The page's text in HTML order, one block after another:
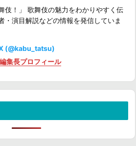
伎！」 歌舞伎の魅力をわかりやすく伝
・演目解説などの情報を発信していま
(@kabu_tatsu)
集長プロフィール